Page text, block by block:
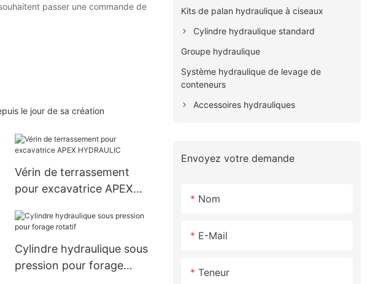
passer une commande de
le jour de sa création
Vérin de terrassement
pour excavatrice APEX
Cylindre hydraulique sous
pression pour forage
Kits de palan hydraulique à ciseaux
Cylindre hydraulique standard
Groupe hydraulique
Système hydraulique de levage de
conteneurs
Accessoires hydrauliques
Envoyez votre demande
Nom
E-Mail
Teneur